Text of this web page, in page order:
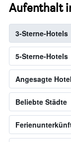
Aufenthalt
3-Sterne-Hotels
5-Sterne-Hotels
Angesagte
Beliebte Städte